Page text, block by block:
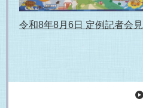
令和8年8月6日 定例記者会見